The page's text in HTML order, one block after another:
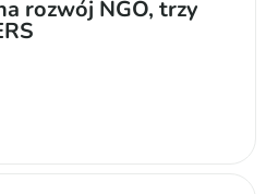
rozwój NGO, trzy